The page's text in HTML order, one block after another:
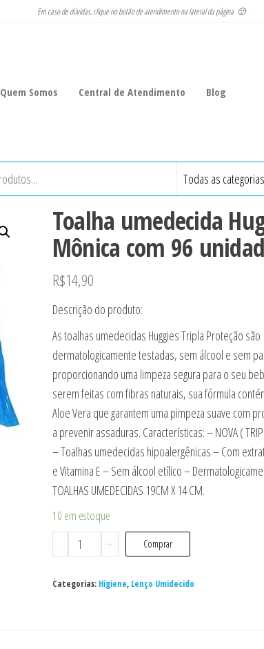
Em caso de dúvidas, clique no botão de atendimento na lateral da página 🙂
Quem Somos Central de Atendimento Blog
Toalha umedecida
Mônica com 96
R$14,90
Descrição do produto:
As toalhas umedecidas Huggies Tripla Proteção são
dermatologicamente testadas, sem álcool e sem
proporcionando uma limpeza segura para o seu
serem feitas com fibras naturais, sua fórmula
Aloe Vera que garantem uma pimpeza suave com
a prevenir assaduras. Características: – NOVA (
– Toalhas umedecidas hipoalergênicas – Com
e Vitamina E – Sem álcool etílico –
TOALHAS UMEDECIDAS 19CM X 14 CM.
10 em estoque
-
Toalha
umedecida
Huggies
+ Comprar
Categorias: Higiene, Lenço Umidecido